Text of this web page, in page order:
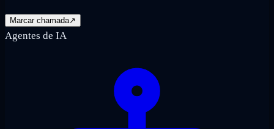
Marcar chamada↗
Agentes de IA